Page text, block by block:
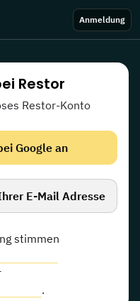
Anmeldung
Restor
Restor-Konto
Google an
E-Mail Adresse
stimmen
.